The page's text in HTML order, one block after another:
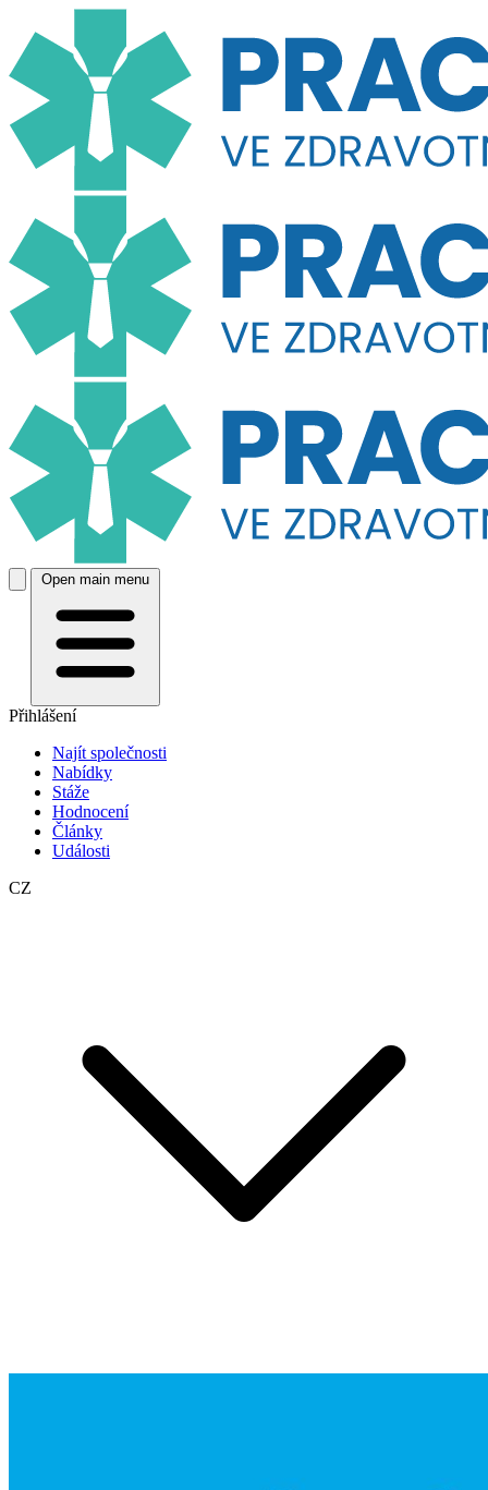
Open main menu
Přihlášení
Najít společnosti
Nabídky
Stáže
Hodnocení
Články
Události
CZ